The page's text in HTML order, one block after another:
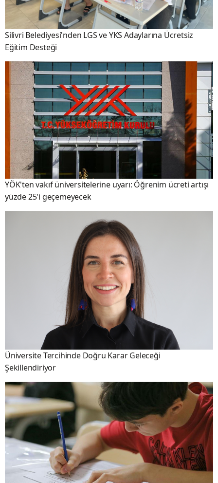
Silivri Belediyesi'nden LGS ve YKS Adaylarına Ücretsiz
Eğitim Desteği
YÖK'ten vakıf üniversitelerine uyarı: Öğrenim ücreti artışı
yüzde 25'i geçemeyecek
Üniversite Tercihinde Doğru Karar Geleceği
Şekillendiriyor